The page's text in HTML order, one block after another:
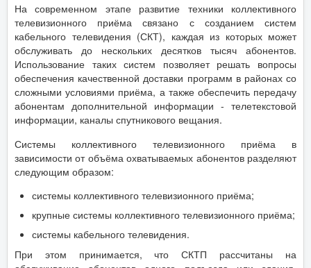
На современном этапе развитие техники коллективного
телевизионного приёма связано с созданием систем
кабельного телевидения (СКТ), каждая из которых может
обслуживать до нескольких десятков тысяч абонентов.
Использование таких систем позволяет решать вопросы
обеспечения качественной доставки программ в районах со
сложными условиями приёма, а также обеспечить передачу
абонентам дополнительной информации - телетекстовой
информации, каналы спутникового вещания.
Системы коллективного телевизионного приёма в
зависимости от объёма охватываемых абонентов разделяют
следующим образом:
системы коллективного телевизионного приёма;
крупные системы коллективного телевизионного приёма;
системы кабельного телевидения.
При этом принимается, что СКТП рассчитаны на